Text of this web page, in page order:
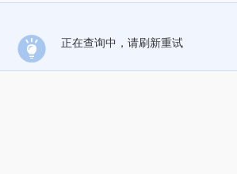
正在查询中，请刷新重试